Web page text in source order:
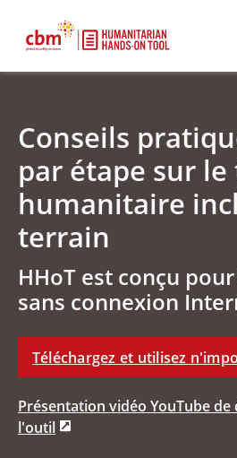
Conseils
par étape sur
humanitaire
terrain
HHoT est conçu
sans connexion
Téléchargez et utilisez
Présentation vidéo YouTube
l'outil